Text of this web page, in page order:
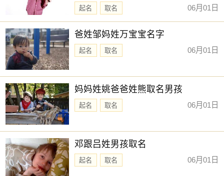
起名 取名 06月01日
爸姓邹妈姓万宝宝名字
起名 取名 06月01日
妈妈姓姚爸爸姓熊取名男孩
起名 取名 06月01日
邓跟吕姓男孩取名
起名 取名 06月01日